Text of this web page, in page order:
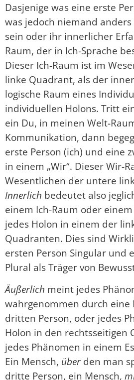
Dasjenige was eine erste
was jedoch niemand
sein oder ihr innerlicher
Raum, der in Ich-Sprache
Dieser Ich-Raum ist im
linke Quadrant, als der
logische Raum eines
individuellen Holons. Tritt
ein Du, in meinen Welt-
Kommunikation, dann
erste Person (ich) und eine
in einem „Wir“. Dieser Wir-
Wesentlichen der untere
Innerlich bedeutet also
einem Ich-Raum oder
jedes Holon in einem der
Quadranten. Dies sind
ersten Person Singular und
Plural als Träger von
Äußerlich meint jedes
wahrgenommen durch eine
dritten Person, oder jedes
Holon in den rechtsseitigen
jedes Phänomen in einem
Ein Mensch, über den man
dritte Person, ein Mensch,